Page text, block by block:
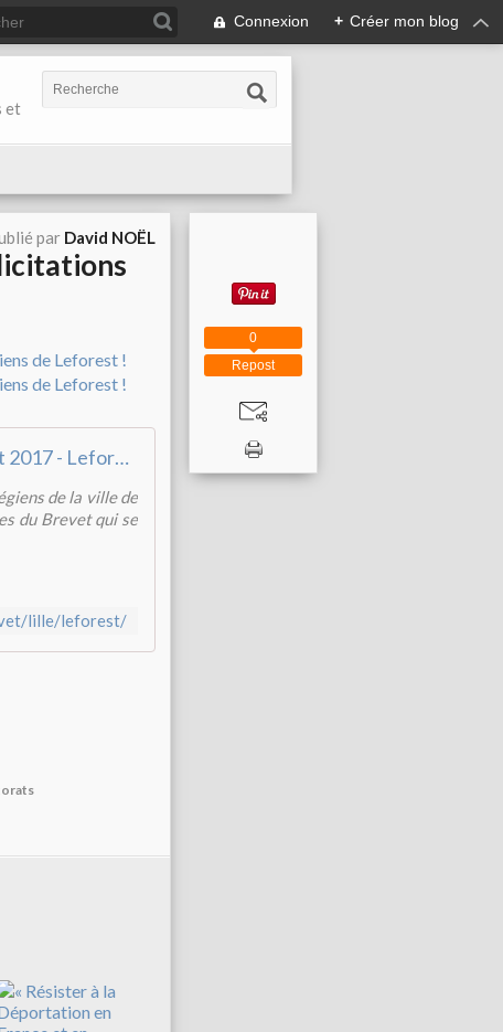
Connexion + Créer mon blog
et
par David NOËL
Résultats du Brevet 2017 - Leforest
de la ville de
du Brevet qui se
lille/leforest/
Repost
0